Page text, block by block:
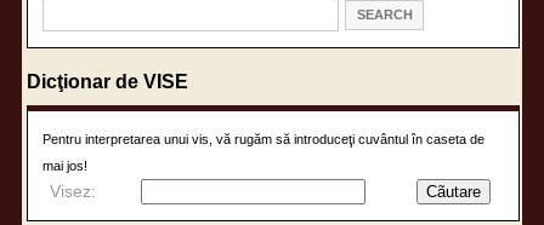
Dicţionar de VISE
Pentru interpretarea unui vis, vă rugăm să introduceţi cuvântul în caseta de
mai jos!
Visez: